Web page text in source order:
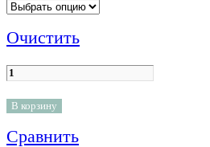
Очистить
В корзину
Сравнить